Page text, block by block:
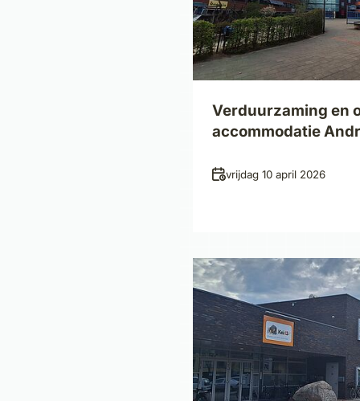
Verduurzaming en
accommodatie
Datum
vrijdag 10 april 2026